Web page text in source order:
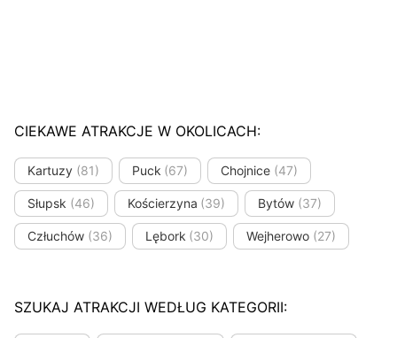
CIEKAWE ATRAKCJE W OKOLICACH:
Kartuzy (81) Puck (67) Chojnice (47)
Słupsk (46) Kościerzyna (39) Bytów (37)
Człuchów (36) Lębork (30) Wejherowo (27)
SZUKAJ ATRAKCJI WEDŁUG KATEGORII: